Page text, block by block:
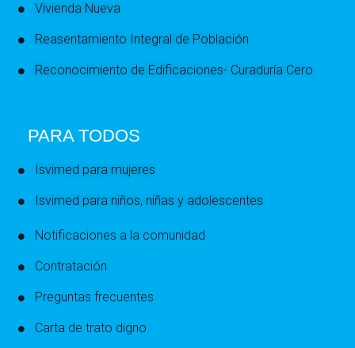
Vivienda Nueva
Reasentamiento Integral de Población
Reconocimiento de Edificaciones- Curaduría Cero
PARA TODOS
Isvimed para mujeres
Isvimed para niños, niñas y adolescentes
Notificaciones a la comunidad
Contratación
Preguntas frecuentes
Carta de trato digno